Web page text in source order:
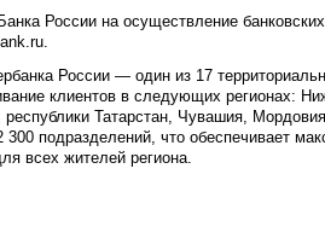
России на осуществление
России — один из 17
клиентов в следующих регионах:
республики Татарстан, Чувашия,
300 подразделений, что обеспечивает
всех жителей региона.